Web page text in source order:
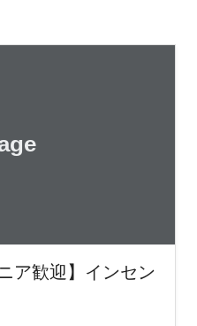
ア歓迎】インセン